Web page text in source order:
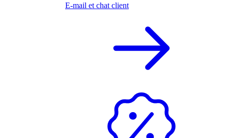
E-mail et chat client